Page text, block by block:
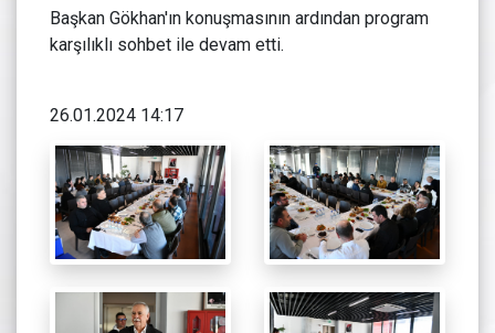
Başkan Gökhan'ın konuşmasının ardından program
karşılıklı sohbet ile devam etti.
26.01.2024 14:17